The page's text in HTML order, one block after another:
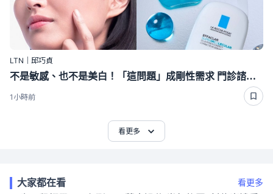
LTN｜邱巧貞
不是敏感、也不是美白！「這問題」成剛性需求 門診諮詢率衝98％
1小時前
看更多
大家都在看 看更多